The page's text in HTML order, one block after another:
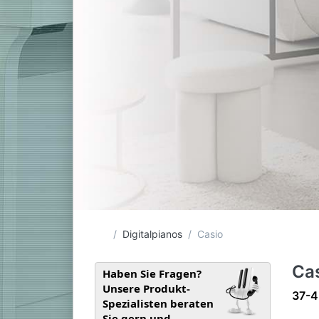
Startseite
Digitalpianos Casio
Haben Sie Fragen?
Unsere Produkt-
Spezialisten beraten
37-